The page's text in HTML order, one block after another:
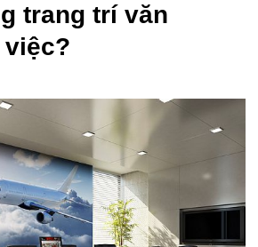
trang trí văn
việc?